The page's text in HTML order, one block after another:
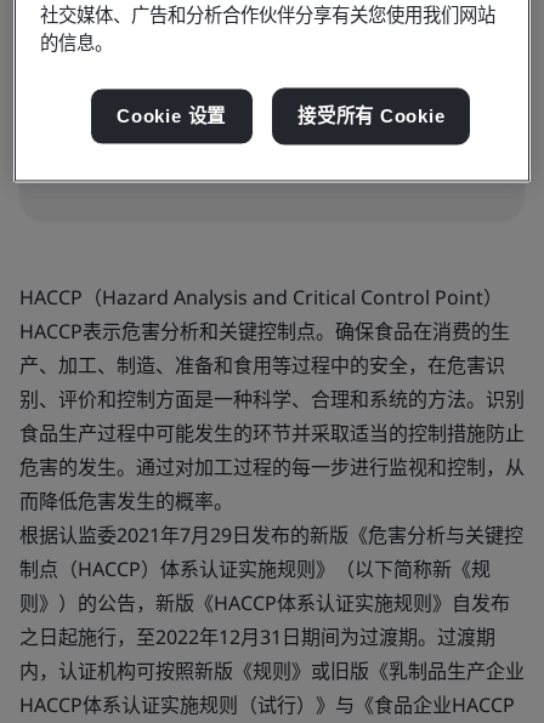
¥4500
点击报名
HACCP（Hazard Analysis and Critical Control Point）
HACCP表示危害分析和关键控制点。确保食品在消费的生
产、加工、制造、准备和食用等过程中的安全，在危害识
别、评价和控制方面是一种科学、合理和系统的方法。识别
食品生产过程中可能发生的环节并采取适当的控制措施防止
危害的发生。通过对加工过程的每一步进行监视和控制，从
而降低危害发生的概率。
根据认监委2021年7月29日发布的新版《危害分析与关键控
制点（HACCP）体系认证实施规则》（以下简称新《规
则》）的公告，新版《HACCP体系认证实施规则》自发布
之日起施行，至2022年12月31日期间为过渡期。过渡期
内，认证机构可按照新版《规则》或旧版《乳制品生产企业
HACCP体系认证实施规则（试行）》与《食品企业HACCP
社交媒体、广告和分析合作伙伴分享有关您使用我们网站
的信息。
Cookie 设置 接受所有 Cookie